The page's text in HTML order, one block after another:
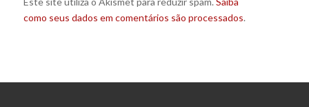
como seus dados em comentários são processados.